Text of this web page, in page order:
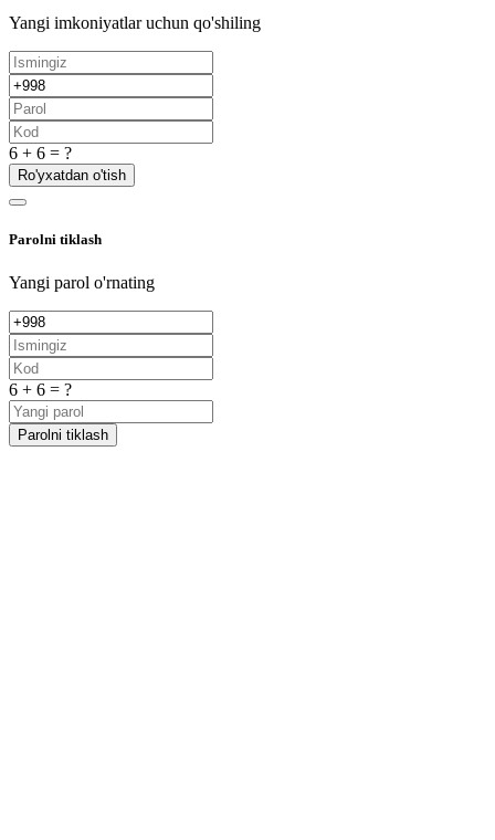
Yangi imkoniyatlar uchun qo'shiling
6 + 6 = ?
Ro'yxatdan o'tish
Parolni tiklash
Yangi parol o'rnating
6 + 6 = ?
Parolni tiklash